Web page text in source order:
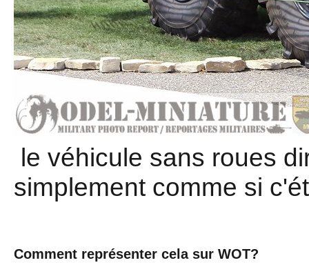
le véhicule sans roues
simplement comme si
Comment représenter cela sur WOT?